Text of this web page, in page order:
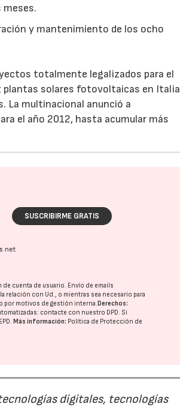
meses.
y mantenimiento de los ocho
totalmente legalizados para el
plantas solares fotovoltaicas en Italia
La multinacional anunció a
el año 2012, hasta acumular más
SUSCRIBIRME GRATIS
cuenta de usuario. Envío de emails
relación con Ud., o mientras sea necesario para
por motivos de gestión interna.Derechos:
contacte con nuestro DPD. Si
.Más información: Política de Protección de
digitales, tecnologías
30/07/2026